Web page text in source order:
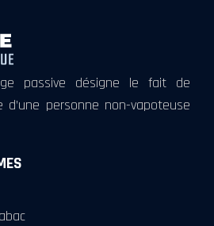
passive désigne le fait de
personne non-vapoteuse